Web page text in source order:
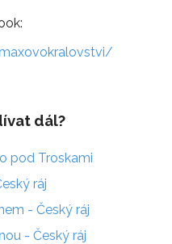
dál?
pod Troskami
ráj
- Český ráj
- Český ráj